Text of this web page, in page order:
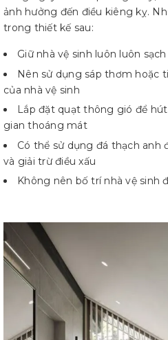
ảnh hưởng đến điều kiêng kỵ.
trong thiết kế sau:
Giữ nhà vệ sinh luôn luôn
Nên sử dụng sáp thơm hoặc
của nhà vệ sinh
Lắp đặt quạt thông gió để
gian thoáng mát
Có thể sử dụng đá thạch anh
và giải trừ điều xấu
Không nên bố trí nhà vệ sinh